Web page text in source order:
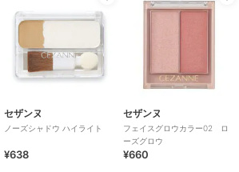
セザンヌ
ノーズシャドウ ハイライト
¥638
セザンヌ
フェイスグロウカラー02 ロ
ーズグロウ
¥660